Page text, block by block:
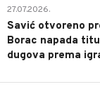
27.07.2026.
Savić otvoreno
Borac napada
dugova prema